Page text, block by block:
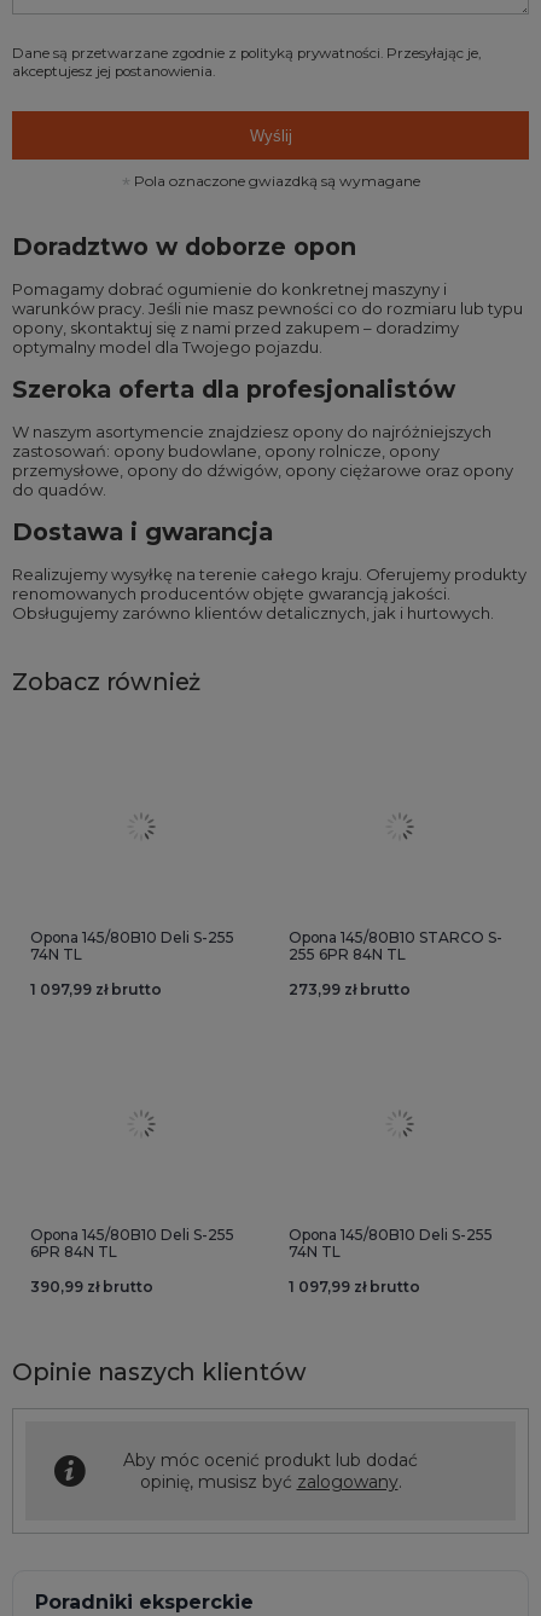
Dane są przetwarzane zgodnie z polityką prywatności. Przesyłając je,
akceptujesz jej postanowienia.
Wyślij
Pola oznaczone gwiazdką są wymagane
Doradztwo w doborze opon
Pomagamy dobrać ogumienie do konkretnej maszyny i
warunków pracy. Jeśli nie masz pewności co do rozmiaru lub typu
opony, skontaktuj się z nami przed zakupem – doradzimy
optymalny model dla Twojego pojazdu.
Szeroka oferta dla profesjonalistów
W naszym asortymencie znajdziesz opony do najróżniejszych
zastosowań: opony budowlane opony rolnicze opony
przemysłowe opony do dźwigów opony ciężarowe oraz opony
do quadów
Dostawa i gwarancja
Realizujemy wysyłkę na terenie całego kraju. Oferujemy produkty
renomowanych producentów objęte gwarancją jakości.
Obsługujemy zarówno klientów detalicznych, jak i hurtowych.
Zobacz również
Opona 145/80B10 Deli S-255
74N TL
1 097,99 zł brutto
Opona 145/80B10 STARCO S-
255 6PR 84N TL
273,99 zł brutto
Opona 145/80B10 Deli S-255
6PR 84N TL
390,99 zł brutto
Opona 145/80B10 Deli S-255
74N TL
1 097,99 zł brutto
Opinie naszych klientów
Aby móc ocenić produkt lub dodać
opinię, musisz być zalogowany.
Poradniki eksperckie